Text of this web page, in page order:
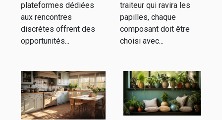
plateformes dédiées
aux rencontres
discrètes offrent des
opportunités...
traiteur qui ravira les
papilles, chaque
composant doit être
choisi avec...